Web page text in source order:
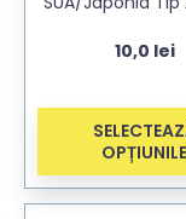
10,0 lei
OPȚIUNILE